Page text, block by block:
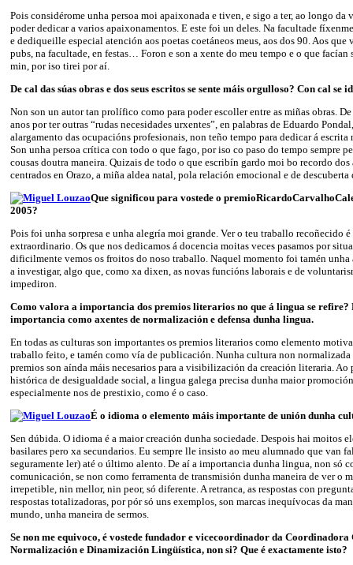
Pois considérome unha persoa moi apaixonada e tiven, e sigo a ter, ao longo da
poder dedicar a varios apaixonamentos. E este foi un deles. Na facultade
e dediqueille especial atención aos poetas coetáneos meus, aos dos 90. Aos que
pubs, na facultade, en festas… Foron e son a xente do meu tempo e o que
min, por iso tirei por aí.
De cal das súas obras e dos seus escritos se sente máis orgulloso? Con cal se
Non son un autor tan prolífico como para poder escoller entre as miñas obras.
anos por ter outras “rudas necesidades urxentes”, en palabras de Eduardo
alargamento das ocupacións profesionais, non teño tempo para dedicar á
Son unha persoa crítica con todo o que fago, por iso co paso do tempo sempre
cousas doutra maneira. Quizais de todo o que escribín gardo moi bo recordo
centrados en Orazo, a miña aldea natal, pola relación emocional e de descuberta
Que significou para vostede o premioRicardoCarvalho
2005?
Pois foi unha sorpresa e unha alegría moi grande. Ver o teu traballo recoñecido é
extraordinario. Os que nos dedicamos á docencia moitas veces pasamos por
dificilmente vemos os froitos do noso traballo. Naquel momento foi tamén unha
a investigar, algo que, como xa dixen, as novas funcións laborais e de
impediron.
Como valora a importancia dos premios literarios no que á lingua se refire?
importancia como axentes de normalización e defensa dunha lingua.
En todas as culturas son importantes os premios literarios como elemento
traballo feito, e tamén como vía de publicación. Nunha cultura non normalizada
premios son aínda máis necesarios para a visibilización da creación literaria.
histórica de desigualdade social, a lingua galega precisa dunha maior
especialmente nos de prestixio, como é o caso.
É o idioma o elemento máis importante de unión dunha
Sen dúbida. O idioma é a maior creación dunha sociedade. Despois hai moitos
basilares pero xa secundarios. Eu sempre lle insisto ao meu alumnado que van
seguramente ler) até o último alento. De aí a importancia dunha lingua, non só
comunicación, se non como ferramenta de transmisión dunha maneira de ver o
irrepetible, nin mellor, nin peor, só diferente. A retranca, as respostas con
respostas totalizadoras, por pór só uns exemplos, son marcas inequívocas da
mundo, unha maneira de sermos.
Se non me equivoco, é vostede fundador e vicecoordinador da Coordinadora
Normalización e Dinamización Lingüística, non si? Que é exactamente